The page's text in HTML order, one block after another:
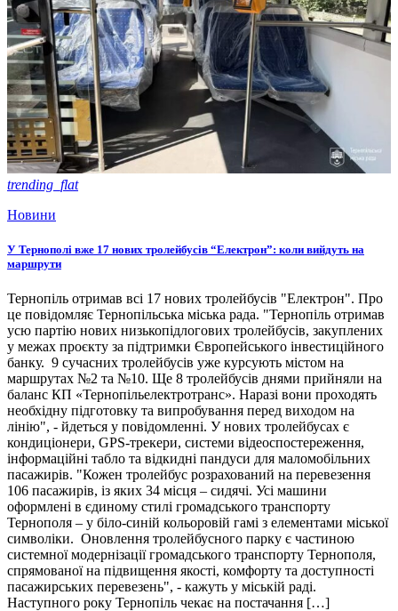
trending_flat
Новини
У Тернополі вже 17 нових тролейбусів “Електрон”: коли вийдуть на
маршрути
Тернопіль отримав всі 17 нових тролейбусів "Електрон". Про
це повідомляє Тернопільська міська рада. "Тернопіль отримав
усю партію нових низькопідлогових тролейбусів, закуплених
у межах проєкту за підтримки Європейського інвестиційного
банку. 9 сучасних тролейбусів уже курсують містом на
маршрутах №2 та №10. Ще 8 тролейбусів днями прийняли на
баланс КП «Тернопільелектротранс». Наразі вони проходять
необхідну підготовку та випробування перед виходом на
лінію", - йдеться у повідомленні. У нових тролейбусах є
кондиціонери, GPS-трекери, системи відеоспостереження,
інформаційні табло та відкидні пандуси для маломобільних
пасажирів. "Кожен тролейбус розрахований на перевезення
106 пасажирів, із яких 34 місця – сидячі. Усі машини
оформлені в єдиному стилі громадського транспорту
Тернополя – у біло-синій кольоровій гамі з елементами міської
символіки. Оновлення тролейбусного парку є частиною
системної модернізації громадського транспорту Тернополя,
спрямованої на підвищення якості, комфорту та доступності
пасажирських перевезень", - кажуть у міській раді.
Наступного року Тернопіль чекає на постачання […]